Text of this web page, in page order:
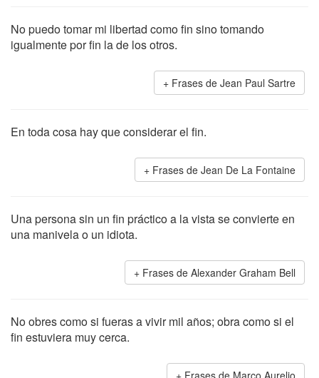
No puedo tomar mi libertad como fin sino tomando
igualmente por fin la de los otros.
Frases de Jean Paul Sartre
En toda cosa hay que considerar el fin.
Frases de Jean De La Fontaine
Una persona sin un fin práctico a la vista se convierte en
una manivela o un idiota.
Frases de Alexander Graham Bell
No obres como si fueras a vivir mil años; obra como si el
fin estuviera muy cerca.
Frases de Marco Aurelio